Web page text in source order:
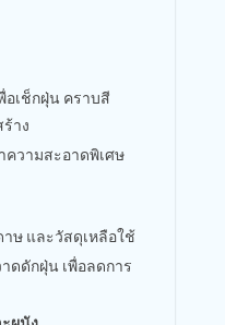
อเช็กฝุ่น คราบสี
าง
ความสะอาดพิเศษ
าษ และวัสดุเหลือใช้
ดดักฝุ่น เพื่อลดการ